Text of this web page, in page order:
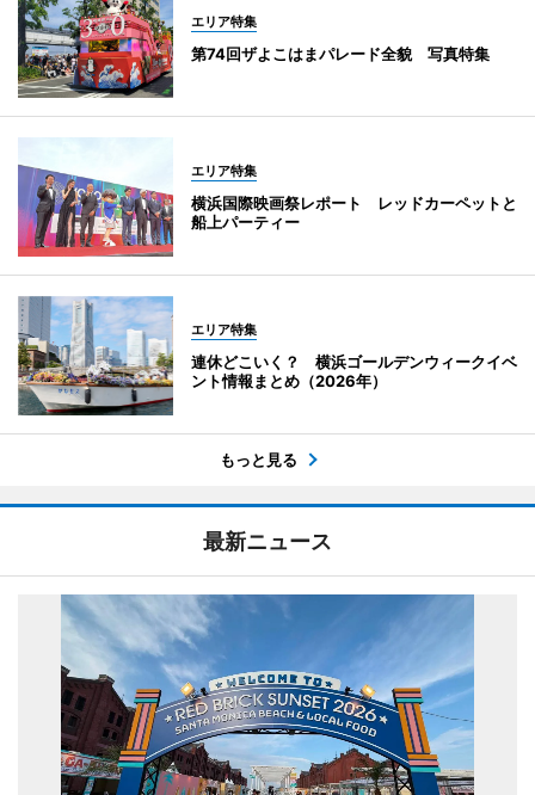
エリア特集
第74回ザよこはまパレード全貌 写真特集
エリア特集
横浜国際映画祭レポート レッドカーペットと
船上パーティー
エリア特集
連休どこいく？ 横浜ゴールデンウィークイベ
ント情報まとめ（2026年）
もっと見る
最新ニュース